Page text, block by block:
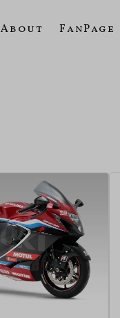
About FanPage